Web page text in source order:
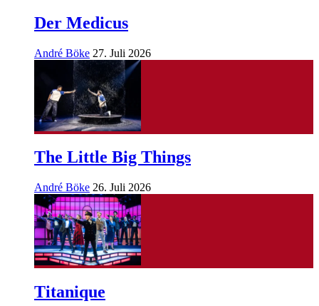
Der Medicus
André Böke 27. Juli 2026
The Little Big Things
André Böke 26. Juli 2026
Titanique